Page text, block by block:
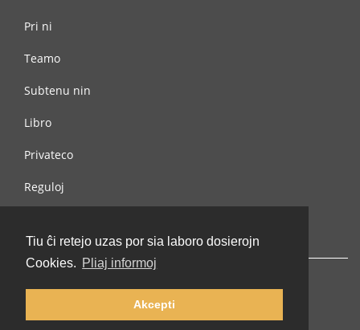
Tiu ĉi retejo uzas por sia laboro dosierojn
Cookies. Pliaj informoj
Akcepti
Pri ni
Teamo
Subtenu nin
Libro
Privateco
Reguloj
© 2002-2026 lernu.net |Impressum